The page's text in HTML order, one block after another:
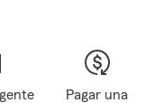
Pagar una